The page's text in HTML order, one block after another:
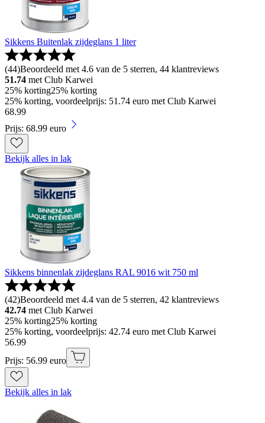
Sikkens Buitenlak zijdeglans 1 liter
(44)Beoordeeld met 4.6 van de 5 sterren, 44 klantreviews
51.74 met Club Karwei
25% korting25% korting
25% korting, voordeelprijs: 51.74 euro met Club Karwei
68.99
Prijs: 68.99 euro
Bekijk alles in lak
Sikkens binnenlak zijdeglans RAL 9016 wit 750 ml
(42)Beoordeeld met 4.4 van de 5 sterren, 42 klantreviews
42.74 met Club Karwei
25% korting25% korting
25% korting, voordeelprijs: 42.74 euro met Club Karwei
56.99
Prijs: 56.99 euro
Bekijk alles in lak